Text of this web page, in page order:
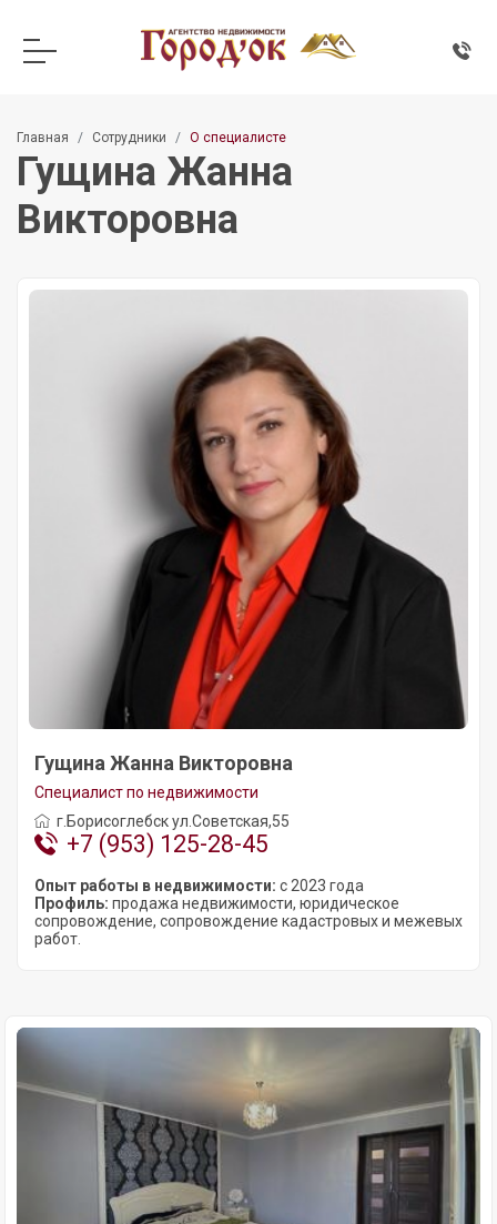
Главная Сотрудники О специалисте
Гущина Жанна
Викторовна
Гущина Жанна Викторовна
Специалист по недвижимости
г.Борисоглебск ул.Советская,55
+7 (953) 125-28-45
Опыт работы в недвижимости: с 2023 года
Профиль: продажа недвижимости, юридическое
сопровождение, сопровождение кадастровых и межевых
работ.